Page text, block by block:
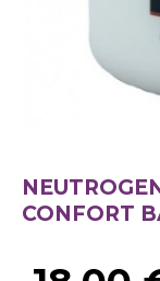
CONFORT